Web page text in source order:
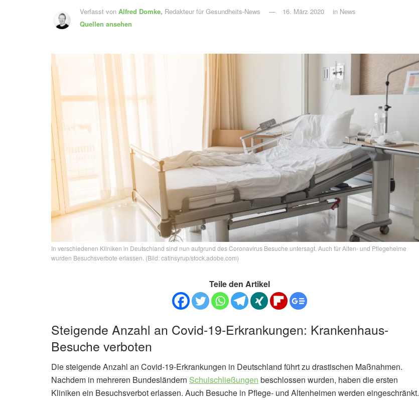
Verfasst von Alfred Domke, Redakteur für Gesundheits-News
Quellen ansehen
16. März 2020 in News
In verschiedenen Kliniken in Deutschland sind nun aufgrund des Coronavirus Besuche untersagt. Auch für Alten- und Pflegeheime
wurden Besuchsverbote erlassen. (Bild: catinsyrup/stock.adobe.com)
Teile den Artikel
Steigende Anzahl an Covid-19-Erkrankungen: Krankenhaus-
Besuche verboten
Die steigende Anzahl an Covid-19-Erkrankungen in Deutschland führt zu drastischen Maßnahmen.
Nachdem in mehreren Bundesländern Schulschließungen beschlossen wurden, haben die ersten
Kliniken ein Besuchsverbot erlassen. Auch Besuche in Pflege- und Altenheimen werden eingeschränkt.